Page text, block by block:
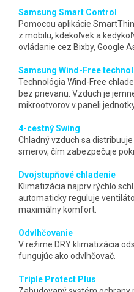
Samsung Smart Control
Pomocou aplikácie
z mobilu, kdekoľvek a
ovládanie cez Bixby, Google
Samsung Wind-Free
Technológia Wind-Free
bez prievanu. Vzduch je
mikrootvorov v paneli
4-cestný Swing
Chladný vzduch sa
smerov, čím zabezpečuje
Dvojstupňové chladenie
Klimatizácia najprv rýchlo
automaticky reguluje
maximálny komfort.
Odvlhčovanie
V režime DRY klimatizácia
fungujúc ako odvlhčovač.
Triple Protect Plus